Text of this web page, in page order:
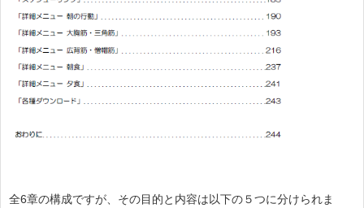
全6章の構成ですが、その目的と内容は以下の５つに分けられま